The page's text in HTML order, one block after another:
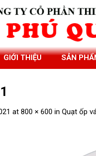
GIỚI THIỆU SẢN
at 800 × 600 in Quạt ốp